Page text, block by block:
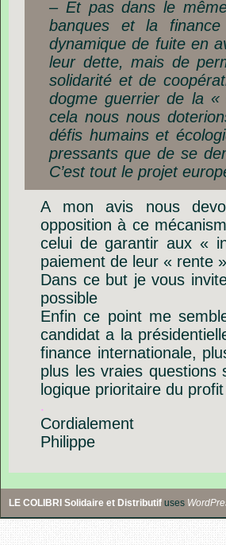
– Et pas dans le
banques et la
dynamique de fuite en
leur dette, mais de
solidarité et de
dogme guerrier de la
cela nous nous
défis humains et
pressants que de se
C’est tout le projet
A mon avis nous
opposition à ce
celui de garantir aux «
paiement de leur « rente
Dans ce but je vous
possible
Enfin ce point me
candidat a la
finance internationale,
plus les vraies questions
logique prioritaire du
.
Cordialement
Philippe
LE COLIBRI Solidaire et Distributif uses